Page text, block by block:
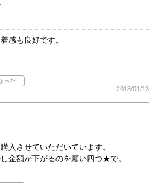
感も良好です。
2018/01/13
入させていただいています。
金額が下がるのを願い四つ★で。